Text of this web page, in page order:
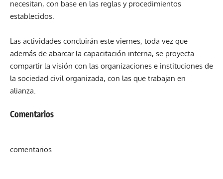
necesitan, con base en las reglas y procedimientos
establecidos.
Las actividades concluirán este viernes, toda vez que
además de abarcar la capacitación interna, se proyecta
compartir la visión con las organizaciones e instituciones de
la sociedad civil organizada, con las que trabajan en
alianza.
Comentarios
comentarios